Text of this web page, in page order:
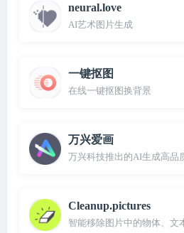
neural.love
AI艺术图片生成
一键抠图
在线一键抠图换背景
万兴爱画
万兴科技推出的AI生成高品
Cleanup.pictures
智能移除图片中的物体、文